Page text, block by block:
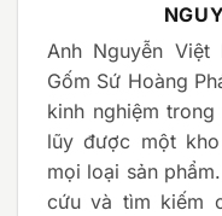
Anh Nguyễn
Gốm Sứ Hoàng
kinh nghiệm
lũy được một
mọi loại sản
cứu và tìm kiếm